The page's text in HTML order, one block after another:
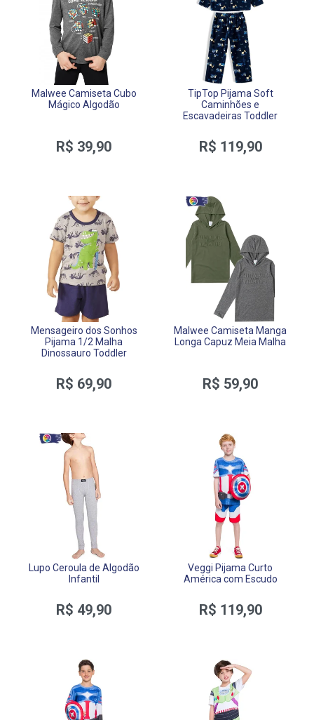
Malwee Camiseta Cubo
Mágico Algodão
R$ 39,90
TipTop Pijama Soft
Caminhões e
Escavadeiras Toddler
R$ 119,90
Mensageiro dos Sonhos
Pijama 1/2 Malha
Dinossauro Toddler
R$ 69,90
Malwee Camiseta Manga
Longa Capuz Meia Malha
R$ 59,90
Lupo Ceroula de Algodão
Infantil
R$ 49,90
Veggi Pijama Curto
América com Escudo
R$ 119,90